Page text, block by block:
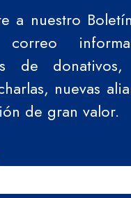
a nuestro
de
nuevas
de gran valor.